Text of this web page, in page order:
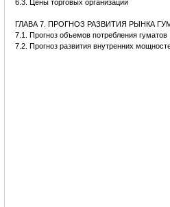
6.3. Цены торговых организаций
ГЛАВА 7. ПРОГНОЗ РАЗВИТИЯ РЫНКА
7.1. Прогноз объемов потребления
7.2. Прогноз развития внутренних